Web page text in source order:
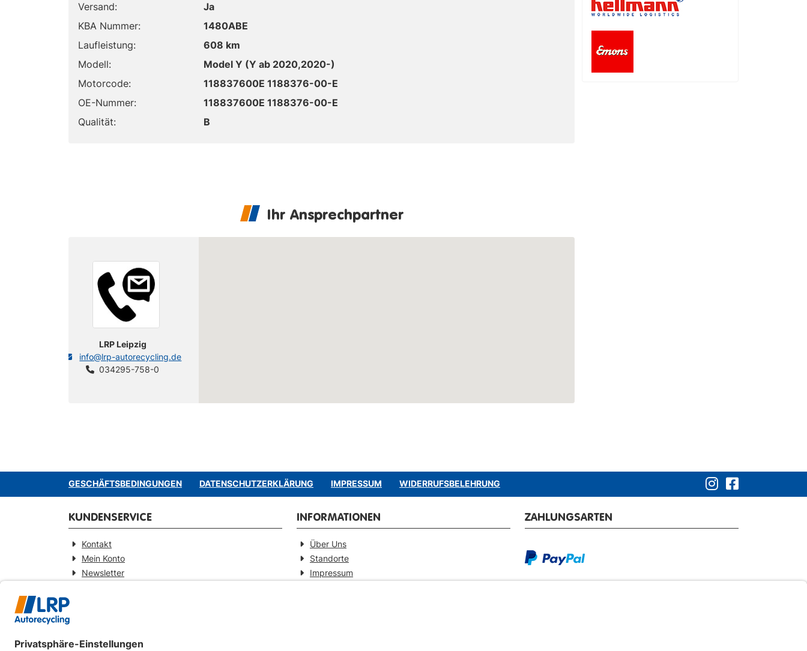
Versand:
Ja
KBA Nummer:
1480ABE
Laufleistung:
608 km
Modell:
Model Y (Y ab 2020,2020-)
Motorcode:
118837600E 1188376-00-E
OE-Nummer:
118837600E 1188376-00-E
Qualität:
B
Ihr Ansprechpartner
LRP Leipzig
info@lrp-autorecycling.de
034295-758-0
GESCHÄFTSBEDINGUNGEN DATENSCHUTZERKLÄRUNG IMPRESSUM WIDERRUFSBELEHRUNG
KUNDENSERVICE
Kontakt
Mein Konto
Newsletter
INFORMATIONEN
Über Uns
Standorte
Impressum
ZAHLUNGSARTEN